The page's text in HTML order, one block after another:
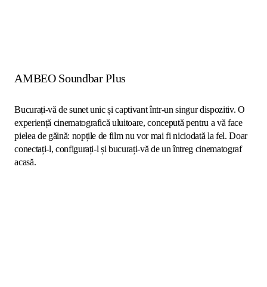
AMBEO Soundbar Plus
Bucurați-vă de sunet unic și captivant într-un singur dispozitiv. O
experiență cinematografică uluitoare, concepută pentru a vă face
pielea de găină: nopțile de film nu vor mai fi niciodată la fel. Doar
conectați-l, configurați-l și bucurați-vă de un întreg cinematograf
acasă.